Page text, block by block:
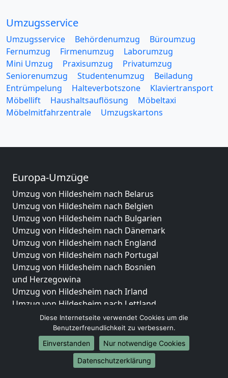
Umzugsservice
Umzugsservice Behördenumzug
Büroumzug
Fernumzug
Firmenumzug
Laborumzug
Mini Umzug
Praxisumzug
Privatumzug
Seniorenumzug
Studentenumzug
Beiladung
Entrümpelung
Halteverbotszone
Klaviertransport
Möbellift
Haushaltsauflösung
Möbeltaxi
Möbelmitfahrzentrale
Umzugskartons
Europa-Umzüge
Umzug von Hildesheim nach Belarus
Umzug von Hildesheim nach Belgien
Umzug von Hildesheim nach Bulgarien
Umzug von Hildesheim nach Dänemark
Umzug von Hildesheim nach England
Umzug von Hildesheim nach Portugal
Umzug von Hildesheim nach Bosnien
und Herzegowina
Umzug von Hildesheim nach Irland
Umzug von Hildesheim nach Lettland
Umzug von Hildesheim nach Zypern
Umzug von Hildesheim nach Kroatien
Umzug von Hildesheim nach Estland
Umzug von Hildesheim nach Finnland
Umzug von Hildesheim nach Frankreich
Diese Internetseite verwendet Cookies um die
Benutzerfreundlichkeit zu verbessern.
Einverstanden
Nur notwendige Cookies
Datenschutzerklärung